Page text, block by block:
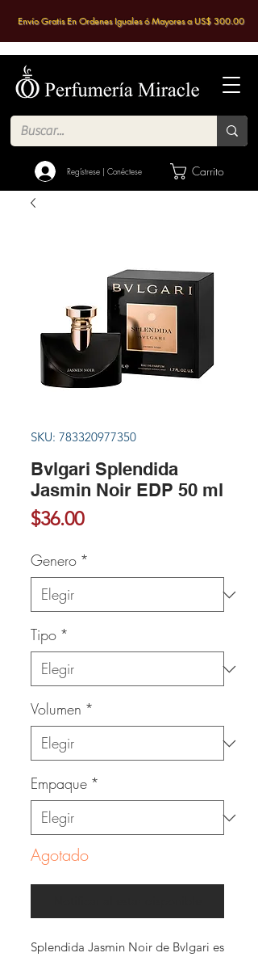
Regístrese | Conéctese Carrito
Envío Gratis En Ordenes Iguales ó Mayores a US$ 300.00
SKU: 783320977350
Bvlgari Splendida
Jasmin Noir EDP 50 ml
$36.00Precio
Genero *
Tipo *
Volumen *
Empaque *
Agotado
Splendida Jasmin Noir de Bvlgari es